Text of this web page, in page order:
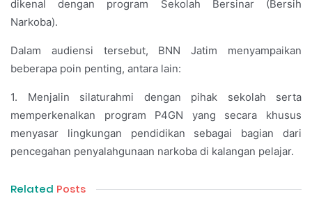
dikenal dengan program Sekolah Bersinar (Bersih
Narkoba).
Dalam audiensi tersebut, BNN Jatim menyampaikan
beberapa poin penting, antara lain:
1. Menjalin silaturahmi dengan pihak sekolah serta
memperkenalkan program P4GN yang secara khusus
menyasar lingkungan pendidikan sebagai bagian dari
pencegahan penyalahgunaan narkoba di kalangan pelajar.
Related Posts